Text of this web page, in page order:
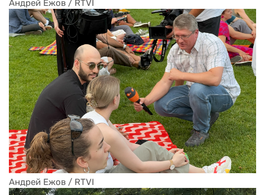
Андрей Ежов / RTVI
Андрей Ежов / RTVI